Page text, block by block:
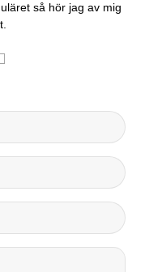
så hör jag av mig